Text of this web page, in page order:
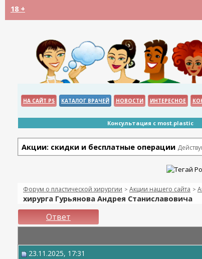
18 +
НА САЙТ PS КАТАЛОГ ВРАЧЕЙ НОВОСТИ ИНТЕРЕСНОЕ
Консультация с most.plastic
Акции: скидки и бесплатные операции
Форум о пластической хирургии > Акции нашего сайта >
хирурга Гурьянова Андрея Станиславовича
Ответ
23.11.2025, 17:31